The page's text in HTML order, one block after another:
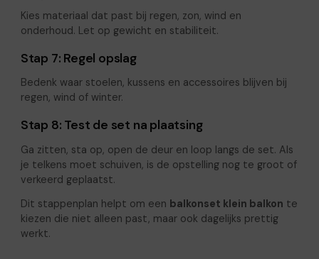
Kies materiaal dat past bij regen, zon, wind en
onderhoud. Let op gewicht en stabiliteit.
Stap 7: Regel opslag
Bedenk waar stoelen, kussens en accessoires blijven bij
regen, wind of winter.
Stap 8: Test de set na plaatsing
Ga zitten, sta op, open de deur en loop langs de set. Als
je telkens moet schuiven, is de opstelling nog te groot of
verkeerd geplaatst.
Dit stappenplan helpt om een balkonset klein balkon te
kiezen die niet alleen past, maar ook dagelijks prettig
werkt.